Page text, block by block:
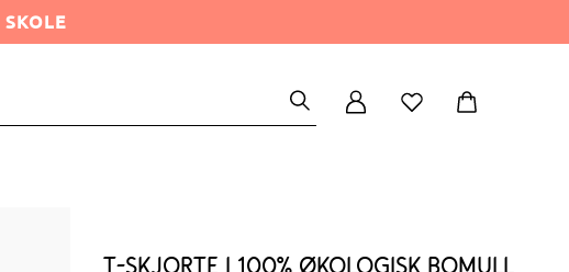
SKOLE
T-skjorte i 100% økologisk bomull